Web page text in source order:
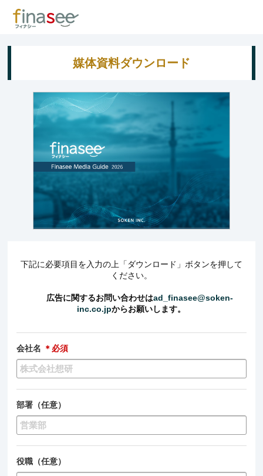
媒体資料ダウンロード
下記に必要項目を入力の上「ダウンロード」ボタンを押して
ください。
広告に関するお問い合わせはad_finasee@soken-
inc.co.jpからお願いします。
会社名 ＊必須
部署（任意）
役職（任意）